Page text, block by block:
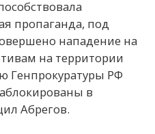
пропаганда, под
нападение на
на территории
Генпрокуратуры РФ
в
Абрегов.